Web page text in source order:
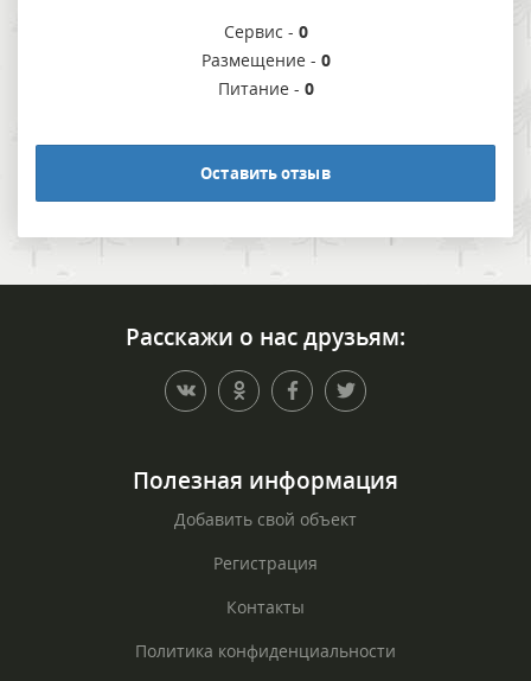
Сервис - 0
Размещение - 0
Питание - 0
Оставить отзыв
Расскажи о нас друзьям:
Полезная информация
Добавить свой объект
Регистрация
Контакты
Политика конфиденциальности